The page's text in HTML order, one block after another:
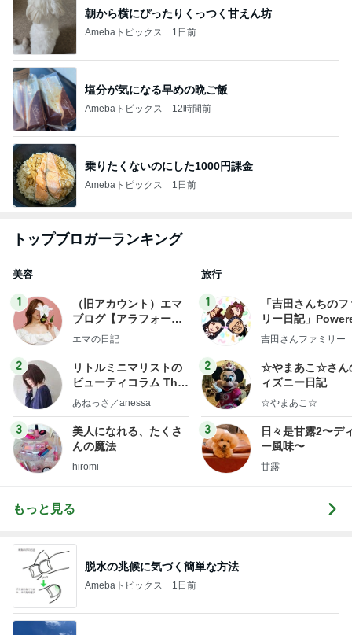
朝から横にぴったりくっつく甘えん坊
Amebaトピックス 1日前
塩分が気になる早めの晩ご飯
Amebaトピックス 12時間前
乗りたくないのにした1000円課金
Amebaトピックス 1日前
トップブロガーランキング
美容
1
（旧アカウント）エマ
ブログ【アラフォー会
社売却セカンドライ
エマの日記
2
リトルミニマリストの
ビューティコラム The
little minimalist's bea
あねっさ／anessa
3
美人になれる、たくさ
んの魔法
hiromi
旅行
1
「吉田さんちの
リー日記」
y Ameba 吉田さ
ログ
吉田さんファミリー
2
☆やまあこ☆さん
ィズニー日記
☆やまあこ☆
3
日々是甘露2〜デ
ー風味〜
甘露
もっと見る
脱水の兆候に気づく簡単な方法
Amebaトピックス 1日前